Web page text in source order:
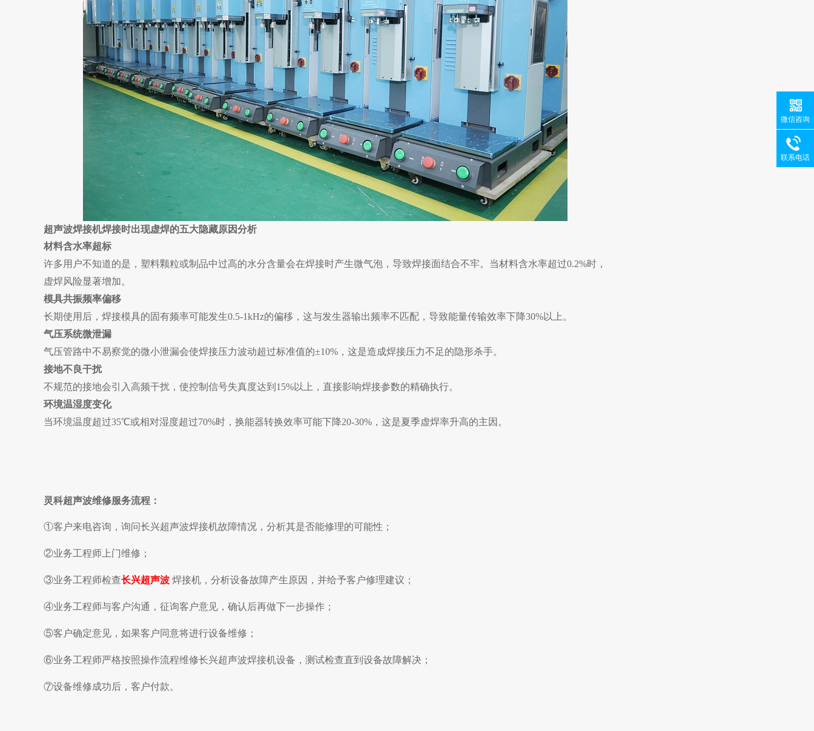
超声波焊接机焊接时出现虚焊的五大隐藏原因分析
材料含水率超标
许多用户不知道的是，塑料颗粒或制品中过高的水分含量会在焊接时产生微气泡，导致焊接面结合不牢。当材料含水率超过0.2%时，
虚焊风险显著增加。
模具共振频率偏移
长期使用后，焊接模具的固有频率可能发生0.5-1kHz的偏移，这与发生器输出频率不匹配，导致能量传输效率下降30%以上。
气压系统微泄漏
气压管路中不易察觉的微小泄漏会使焊接压力波动超过标准值的±10%，这是造成焊接压力不足的隐形杀手。
接地不良干扰
不规范的接地会引入高频干扰，使控制信号失真度达到15%以上，直接影响焊接参数的精确执行。
环境温湿度变化
当环境温度超过35℃或相对湿度超过70%时，换能器转换效率可能下降20-30%，这是夏季虚焊率升高的主因。
灵科超声波维修服务流程：
①客户来电咨询，询问长兴超声波焊接机故障情况，分析其是否能修理的可能性；
②业务工程师上门维修；
③业务工程师检查长兴超声波 焊接机 ，分析设备故障产生原因，并给予客户修理建议；
④业务工程师与客户沟通，征询客户意见，确认后再做下一步操作；
⑤客户确定意见，如果客户同意将进行设备维修；
⑥业务工程师严格按照操作流程维修长兴超声波焊接机设备，测试检查直到设备故障解决；
⑦设备维修成功后，客户付款。
微信咨询
联系电话